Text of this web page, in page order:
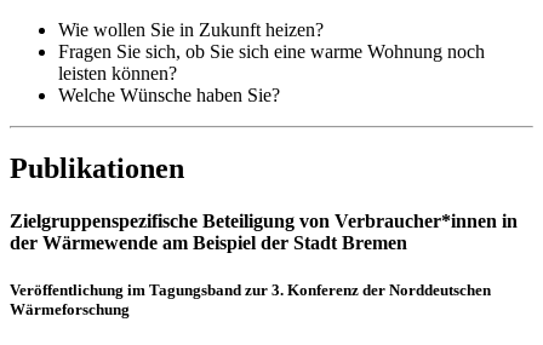
Wie wollen Sie in Zukunft heizen?
Fragen Sie sich, ob Sie sich eine warme Wohnung noch
leisten können?
Welche Wünsche haben Sie?
Publikationen
Zielgruppenspezifische Beteiligung von Verbraucher*innen in
der Wärmewende am Beispiel der Stadt Bremen
Veröffentlichung im Tagungsband zur 3. Konferenz der Norddeutschen
Wärmeforschung